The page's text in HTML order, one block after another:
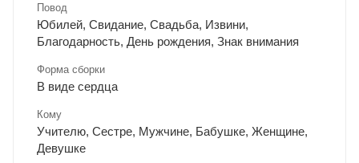
Повод
Юбилей, Свидание, Свадьба, Извини,
Благодарность, День рождения, Знак внимания
Форма сборки
В виде сердца
Кому
Учителю, Сестре, Мужчине, Бабушке, Женщине,
Девушке